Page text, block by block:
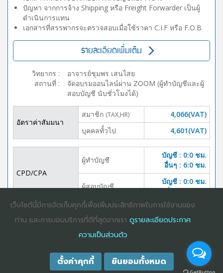
ปัญหา จากการจ้าง Shipping หรือ Freight Forwarder เป็นผู้
ดำเนินการแทน
เอกสารที่สรรพากรจะตรวจสอบเมื่อใช้ราคา C.I.F หรือ F.O.B
รายละเอียดเพิ่มเติม
วิทยากร :
อาจารย์ชุมพร เสนไสย
สถานที่ :
จัดอบรมออนไลน์ผ่าน ZOOM (ผู้ทำบัญชีและผู้
สอบบัญชี นับชั่วโมงได้)
อัตราค่าสัมมนา
สมาชิก (TAX,HR)
4,066(VAT)
บุคคลทั้่วไป
4,601(VAT)
CPD/CPA
ผู้ทำบัญชี
บัญชี : 0:0 ชม.
อื่นๆ : 6:0 ชม.
ผู้สอบบัญชี
บัญชี : 0:0 ชม.
ปิดจอง
BROCHURE
COPYRIGHT ©2025DHARMNITI SEMINAR AND TRAINING CO., LTDALL
เว็บไซต์นี้มีการจัดเก็บคุกกี้เพื่อเพิ่มประสิทธิภาพในการใช้งานของ
ท่าน และการมอบบริการที่ดีที่สุดจากเรา ดูรายละเอียดประกาศ
ความเป็นส่วนตัว
ตั้งค่าคุกกี้ ยินยอมทั้งหมด